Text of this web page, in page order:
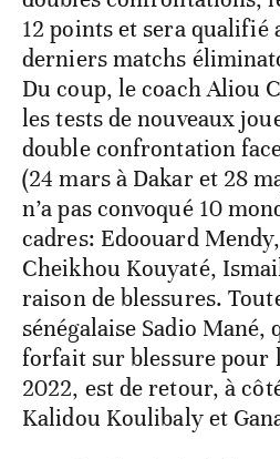
12 points et sera qualifié
derniers matchs
Du coup, le coach Aliou
les tests de nouveaux
double confrontation
(24 mars à Dakar et 28
n’a pas convoqué 10
cadres: Edoouard
Cheikhou Kouyaté,
raison de blessures.
sénégalaise Sadio Mané,
forfait sur blessure pour
2022, est de retour, à
Kalidou Koulibaly et